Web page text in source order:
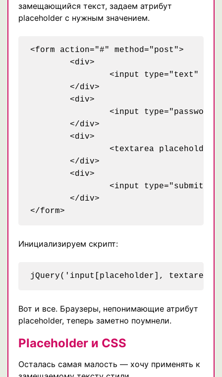
замещающийся текст, задаем атрибут
placeholder с нужным значением.
<form action="#" method="post">
Инициализируем скрипт:
Вот и все. Браузеры, непонимающие атрибут
placeholder, теперь заметно поумнели.
Placeholder и CSS
Осталась самая малость — хочу применять к